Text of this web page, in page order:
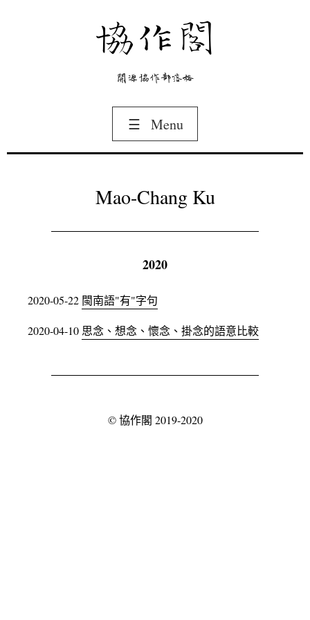
協作閣
開源協作部落格
☰ Menu
Mao-Chang Ku
2020
2020-05-22 閩南語"有"字句
2020-04-10 思念、想念、懷念、掛念的語意比較
©協作閣 2019-2020